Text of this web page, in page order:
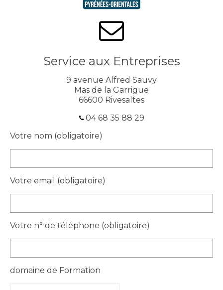
Service aux Entreprises
9 avenue Alfred Sauvy
Mas de la Garrigue
66600 Rivesaltes
04 68 35 88 29
Votre nom (obligatoire)
Votre email (obligatoire)
Votre n° de téléphone (obligatoire)
domaine de Formation